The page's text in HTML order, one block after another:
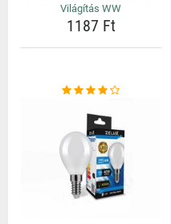
Világítás WW
1187 Ft